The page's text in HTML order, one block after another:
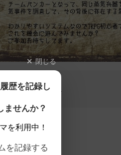
閉じる
歴を記録し
ませんか？
を利用中！
を記録する
ゲームの総合情報サイト